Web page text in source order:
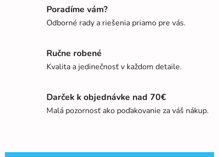
Poradíme vám?
Odborné rady a riešenia priamo pre vás.
Ručne robené
Kvalita a jedinečnosť v každom detaile.
Darček k objednávke nad 70€
Malá pozornosť ako poďakovanie za váš nákup.